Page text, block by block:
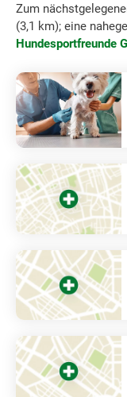
Zum
(3,1 km); eine
Hundesportfreunde